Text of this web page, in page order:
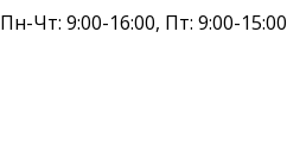
Пн-Чт: 9:00-16:00, Пт: 9:00-15:00